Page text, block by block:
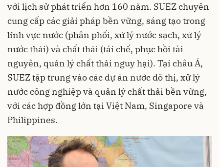
với lịch sử phát triển hơn 160 năm. SUEZ chuyên
cung cấp các giải pháp bền vững, sáng tạo trong
lĩnh vực nước (phân phối, xử lý nước sạch, xử lý
nước thải) và chất thải (tái chế, phục hồi tài
nguyên, quản lý chất thải nguy hại). Tại châu Á,
SUEZ tập trung vào các dự án nước đô thị, xử lý
nước công nghiệp và quản lý chất thải bền vững,
với các hợp đồng lớn tại Việt Nam, Singapore và
Philippines.